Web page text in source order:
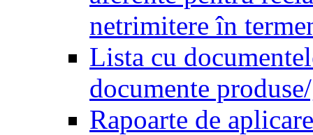
netrimitere în
Lista cu
documente
Rapoarte de